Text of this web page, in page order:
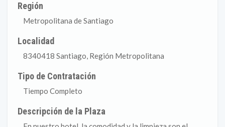
Región
Metropolitana de Santiago
Localidad
8340418 Santiago, Región Metropolitana
Tipo de Contratación
Tiempo Completo
Descripción de la Plaza